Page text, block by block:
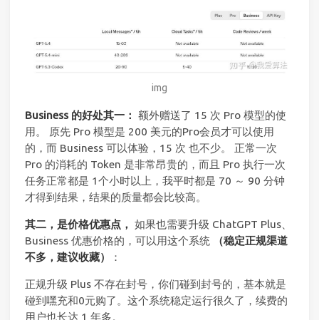
img
Business 的好处其一： 额外赠送了 15 次 Pro 模型的使
用。 原先 Pro 模型是 200 美元的Pro会员才可以使用
的，而 Business 可以体验，15 次 也不少。 正常一次
Pro 的消耗的 Token 是非常昂贵的，而且 Pro 执行一次
任务正常都是 1个小时以上，我平时都是 70 ～ 90 分钟
才得到结果，结果的质量都会比较高。
其二，是价格优惠点， 如果也需要升级 ChatGPT Plus、
Business 优惠价格的，可以用这个系统
（稳定正规渠道
不多，建议收藏）
：
正规升级 Plus 不存在封号，你们碰到封号的，基本就是
碰到嘿充和0元购了。这个系统稳定运行很久了，续费的
用户也长达 1 年多。